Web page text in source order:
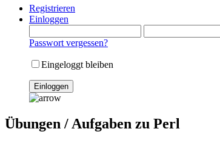
Registrieren
Einloggen
Passwort vergessen?
Eingeloggt bleiben
Übungen / Aufgaben zu Perl